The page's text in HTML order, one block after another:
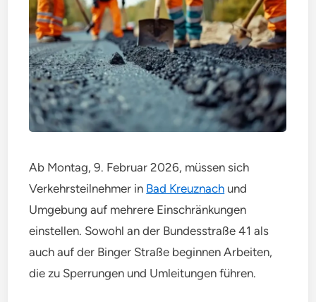
Ab Montag, 9. Februar 2026, müssen sich
Verkehrsteilnehmer in Bad Kreuznach und
Umgebung auf mehrere Einschränkungen
einstellen. Sowohl an der Bundesstraße 41 als
auch auf der Binger Straße beginnen Arbeiten,
die zu Sperrungen und Umleitungen führen.